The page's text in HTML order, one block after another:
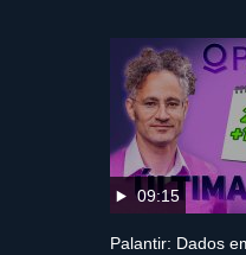
09:15
Palantir: Dados